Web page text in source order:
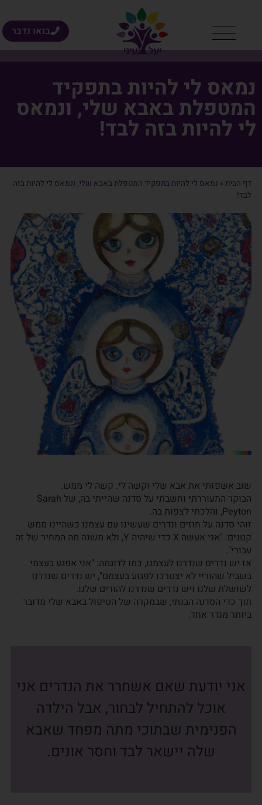
בואו נדבר
נמאס לי להיות בתפקיד
המטפלת באבא שלי, ונמאס
לי להיות בזה לבד!
דף הבית» נמאס לי להיות בתפקיד המטפלת באבא שלי, ונמאס לי להיות בזה
לבד!
שוב אשפזתי את אבא שלי וקשה לי. קשה לי ממש.
הבוקר התעוררתי וחשבתי על סדנה שהייתי בה, של Sarah
Peyton, והלכתי לצפות בה.
זוהי סדנה על חוזים ונדרים שעשינו עם עצמנו כשהיינו ממש
קטנים: "אני אעשה X כדי שיהיה Y, ולא משנה מה המחיר של זה
עבורי".
אז יש נדרים שנדרנו לעצמנו, כמו לדוגמה: "אני אפגע בעצמי
בשביל שהוריי לא יצטרכו לפגוע בעצמם", יש נדרים שנדרנו
לשושלת שלנו ויש נדרים שנדרנו להורים שלנו.
תוך כדי הסדנה הבנתי, שבמקרה של הטיפול באבא שלי מדובר
ביותר מנדר אחד.
אני יודעת שאם אשחרר את הנדרים אני
אוכל להתחיל לבחור, אבל הילדה
הפנימית שבתוכי מתה מפחד שאבא
שלה יישאר לבד וחסר אונים.